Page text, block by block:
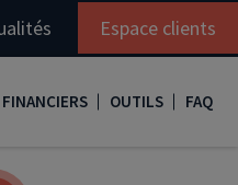
Espace clients
OUTILS FAQ